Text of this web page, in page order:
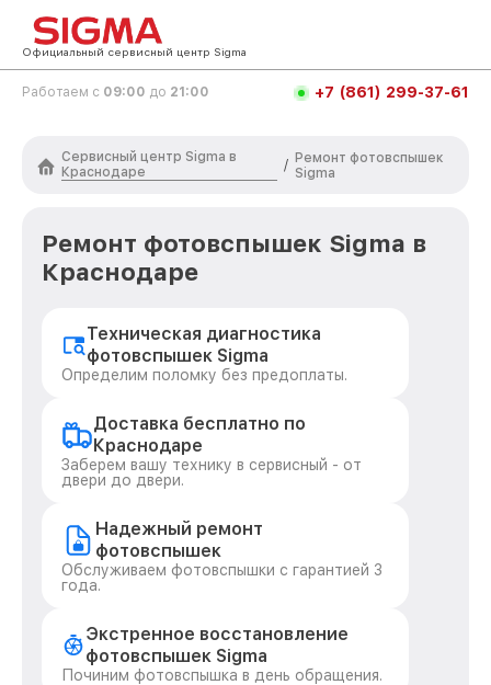
Официальный сервисный центр Sigma
Работаем с 09:00 до 21:00 +7 (861) 299-37-61
Сервисный центр Sigma в
Краснодаре
/ Ремонт фотовспышек
Sigma
Ремонт фотовспышек Sigma в
Краснодаре
Техническая диагностика
фотовспышек Sigma
Определим поломку без предоплаты.
Доставка бесплатно по
Краснодаре
Заберем вашу технику в сервисный - от
двери до двери.
Надежный ремонт
фотовспышек
Обслуживаем фотовспышки с гарантией 3
года.
Экстренное восстановление
фотовспышек Sigma
Починим фотовспышка в день обращения.